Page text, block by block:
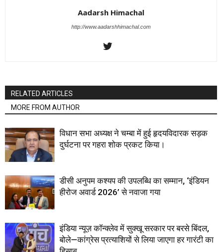
Aadarsh Himachal
http://www.aadarshhimachal.com
RELATED ARTICLES
MORE FROM AUTHOR
विधान सभा अध्यक्ष ने चम्बा में हुई हृदयविदारक सड़क
दुर्घटना पर गहरा शोक प्रकट किया।
डीसी अनुपम कश्यप की उपलब्धि का सम्मान, ‘इंडियन
हीरोज अवार्ड 2026’ से नवाजा गया
इंडिया न्यूज़ कॉन्क्लेव में सुक्खू सरकार पर बरसे बिंदल,
बोले—कांग्रेस प्रत्याशियों से लिया जाएगा हर गारंटी का